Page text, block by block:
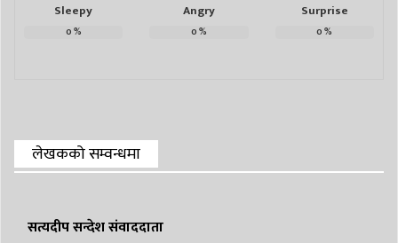
Sleepy
0%
Angry
0%
Surprise
0%
लेखकको सम्वन्धमा
सत्यदीप सन्देश संवाददाता